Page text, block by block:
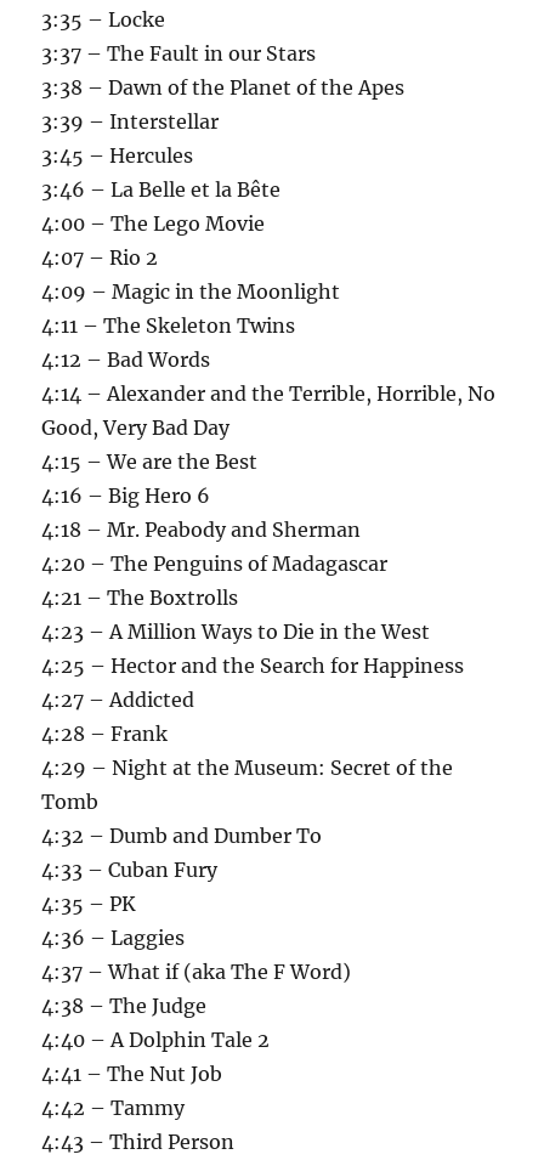
3:35 – Locke
3:37 – The Fault in our Stars
3:38 – Dawn of the Planet of the Apes
3:39 – Interstellar
3:45 – Hercules
3:46 – La Belle et la Bête
4:00 – The Lego Movie
4:07 – Rio 2
4:09 – Magic in the Moonlight
4:11 – The Skeleton Twins
4:12 – Bad Words
4:14 – Alexander and the Terrible, Horrible, No
Good, Very Bad Day
4:15 – We are the Best
4:16 – Big Hero 6
4:18 – Mr. Peabody and Sherman
4:20 – The Penguins of Madagascar
4:21 – The Boxtrolls
4:23 – A Million Ways to Die in the West
4:25 – Hector and the Search for Happiness
4:27 – Addicted
4:28 – Frank
4:29 – Night at the Museum: Secret of the
Tomb
4:32 – Dumb and Dumber To
4:33 – Cuban Fury
4:35 – PK
4:36 – Laggies
4:37 – What if (aka The F Word)
4:38 – The Judge
4:40 – A Dolphin Tale 2
4:41 – The Nut Job
4:42 – Tammy
4:43 – Third Person